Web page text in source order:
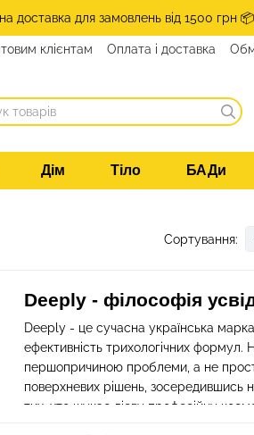
доставка для замовлень від 1500 грн
клієнтам Оплата і доставка
Дім Тіло БАДи
Сортування:
Deeply - філософія
Deeply - це сучасна українська
ефективність трихологічних формул.
першопричиною проблеми, а не
поверхневих рішень, зосередившись
тих, хто шукає дієву професійну